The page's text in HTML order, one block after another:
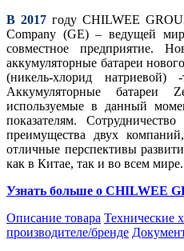
В 2017 году CHILWEE
Company (GE) – ведущей
совместное предприятие.
аккумуляторные батареи
(никель-хлорид натриевой)
Аккумуляторные батареи
используемые в данный
показателям.
преимущества двух
отличные перспективы
как в Китае, так и во всем мире.
Узнать больше о CHILWEE
Описание товара Технические
производителе/бренде